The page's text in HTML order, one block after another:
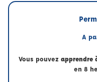
A
Vous pouvez apprendre
en 8